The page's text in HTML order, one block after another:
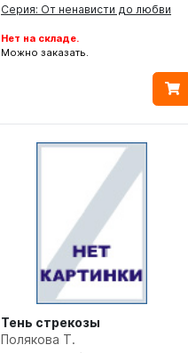
Серия: От ненависти до любви
Нет на складе.
Можно заказать.
Тень стрекозы
Полякова Т.